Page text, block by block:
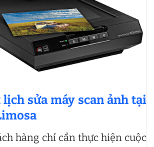
lịch sửa máy scan ảnh tại
hàng chỉ cần thực hiện cuộc